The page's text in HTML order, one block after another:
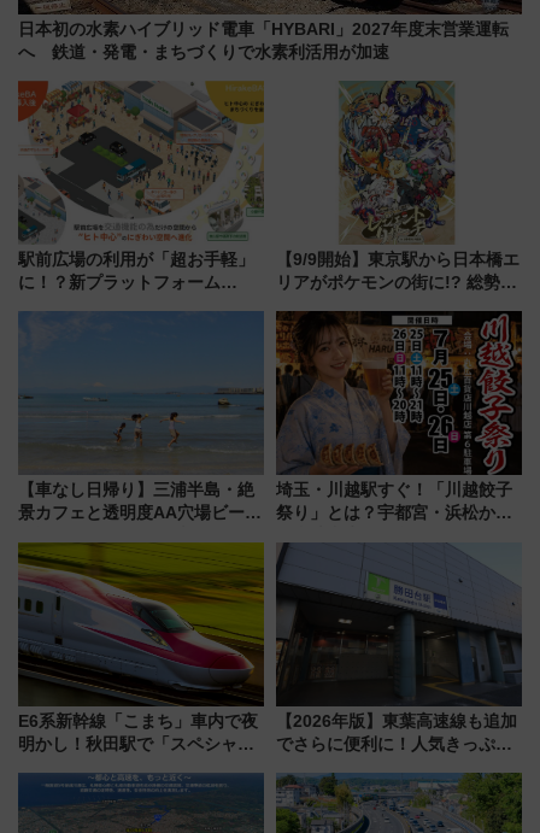
日本初の水素ハイブリッド電車「HYBARI」2027年度末営業運転
へ 鉄道・発電・まちづくりで水素利活用が加速
駅前広場の利用が「超お手軽」
に！？新プラットフォーム
マホで簡単申請 物販や演奏会な
【9/9開始】東京駅から日本橋エ
リアがポケモンの街に!? 総勢
リサーチ」本格謎解き・グッズ
情報まとめ
【車なし日帰り】三浦半島・絶
景カフェと透明度AA穴場ビーチ
用してストレスフリー旅へ行こ
う！
埼玉・川越駅すぐ！「川越餃子
祭り」とは？宇都宮・浜松から
を食べ比べ【7月25日・26日開
催】
E6系新幹線「こまち」車内で夜
明かし！秋田駅で「スペシャル
法は？
【2026年版】東葉高速線も追加
でさらに便利に！人気きっぷ
今年も発売 秋・早春に千葉県を
巡るなら使い勝手・コスパ抜群